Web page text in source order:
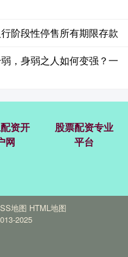
阶段性停售所有期限存款
，身弱之人如何变强？一
资开
网
股票配资专业
平台
地图 HTML地图
2025